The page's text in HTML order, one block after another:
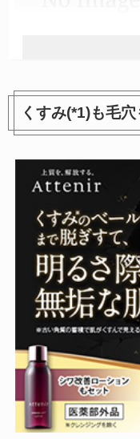
完全遮光 makez. ショー
くすみ(*1)も毛